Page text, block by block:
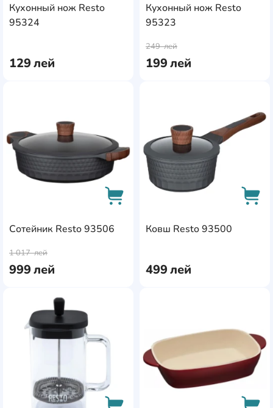
Кухонный нож Resto
95324
129лей
Кухонный нож Resto
95323
199лей
249лей
Сотейник Resto 93506
999лей
1 017лей
Ковш Resto 93500
499лей